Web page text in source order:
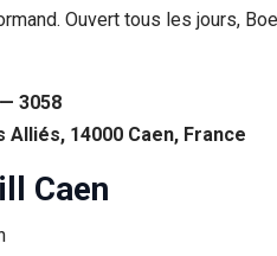
Ouvert tous les jours,
3058
Alliés, 14000 Caen, France
Caen